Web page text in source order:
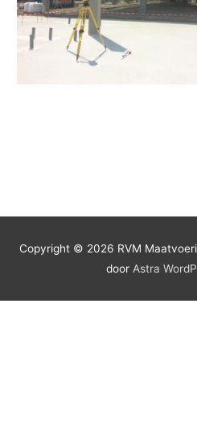
Copyright © 2026 RVM
door Astra